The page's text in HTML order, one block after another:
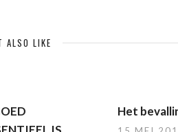
ALSO LIKE
Het